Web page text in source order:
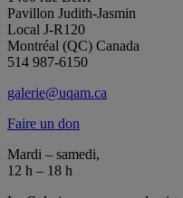
Pavillon Judith-Jasmin
Local J-R120
Montréal (QC) Canada
514 987-6150
galerie@uqam.ca
Faire un don
Mardi – samedi,
12 h – 18 h